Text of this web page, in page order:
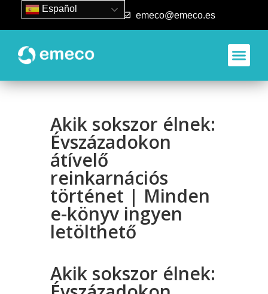
93 840 50 80 emeco@emeco.es
Akik sokszor élnek:
Évszázadokon
átívelő
reinkarnációs
történet | Minden
e-könyv ingyen
letölthető
Akik sokszor élnek:
Español